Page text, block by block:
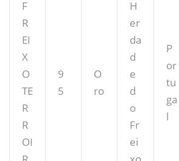
F
R
EI
X
O
TE
R
R
OI
9
5
O
ro
H
er
da
d
e
d
o
Fr
ei
P
or
tu
ga
l